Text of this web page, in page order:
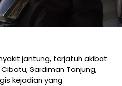
jantung, terjatuh akibat
Sardiman Tanjung,
kejadian yang